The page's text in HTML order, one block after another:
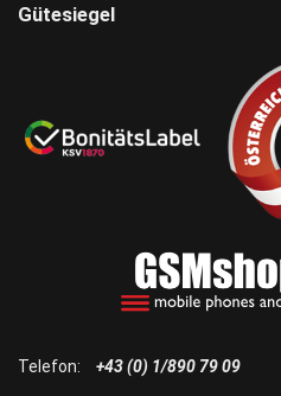
Telefon: +43 (0) 1/890 79 09
Gütesiegel